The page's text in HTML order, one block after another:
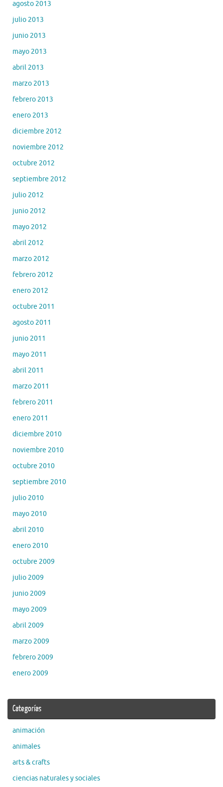
agosto 2013
julio 2013
junio 2013
mayo 2013
abril 2013
marzo 2013
febrero 2013
enero 2013
diciembre 2012
noviembre 2012
octubre 2012
septiembre 2012
julio 2012
junio 2012
mayo 2012
abril 2012
marzo 2012
febrero 2012
enero 2012
octubre 2011
agosto 2011
junio 2011
mayo 2011
abril 2011
marzo 2011
febrero 2011
enero 2011
diciembre 2010
noviembre 2010
octubre 2010
septiembre 2010
julio 2010
mayo 2010
abril 2010
enero 2010
octubre 2009
julio 2009
junio 2009
mayo 2009
abril 2009
marzo 2009
febrero 2009
enero 2009
Categorías
animación
animales
arts & crafts
ciencias naturales y sociales